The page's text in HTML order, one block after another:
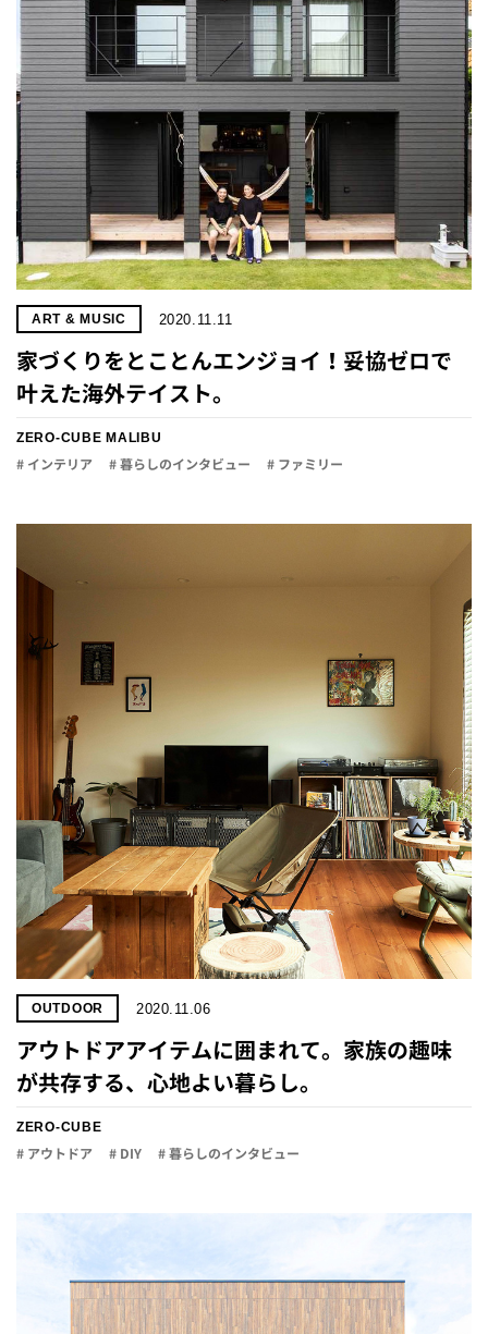
ART & MUSIC 2020.11.11
家づくりをとことんエンジョイ！妥協ゼロで
叶えた海外テイスト。
ZERO-CUBE MALIBU
# インテリア # 暮らしのインタビュー # ファミリー
OUTDOOR 2020.11.06
アウトドアアイテムに囲まれて。家族の趣味
が共存する、心地よい暮らし。
ZERO-CUBE
# アウトドア # DIY # 暮らしのインタビュー